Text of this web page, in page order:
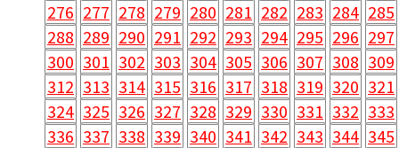
276 277 278 279 280 281 282 283 284 285
288 289 290 291 292 293 294 295 296 297
300 301 302 303 304 305 306 307 308 309
312 313 314 315 316 317 318 319 320 321
324 325 326 327 328 329 330 331 332 333
336 337 338 339 340 341 342 343 344 345